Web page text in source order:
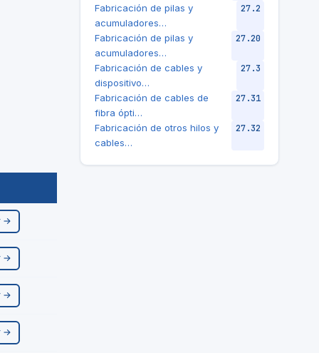
→
→
→
→
Fabricación de pilas y
acumuladores…
27.2
Fabricación de pilas y
acumuladores…
27.20
Fabricación de cables y
dispositivo…
27.3
Fabricación de cables de
fibra ópti…
27.31
Fabricación de otros hilos y
cables…
27.32